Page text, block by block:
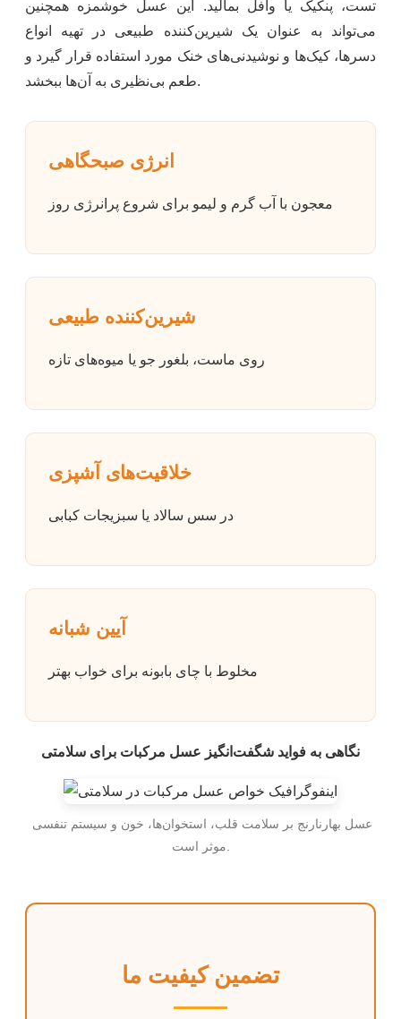
تست، پنکیک یا وافل بمالید. این عسل خوشمزه همچنین
می‌تواند به عنوان یک شیرین‌کننده طبیعی در تهیه انواع
دسرها، کیک‌ها و نوشیدنی‌های خنک مورد استفاده قرار گیرد و
طعم بی‌نظیری به آن‌ها ببخشد.
انرژی صبحگاهی
معجون با آب گرم و لیمو برای شروع پرانرژی روز
شیرین‌کننده طبیعی
روی ماست، بلغور جو یا میوه‌های تازه
خلاقیت‌های آشپزی
در سس سالاد یا سبزیجات کبابی
آیین شبانه
مخلوط با چای بابونه برای خواب بهتر
نگاهی به فواید شگفت‌انگیز عسل مرکبات برای سلامتی
تضمین کیفیت ما